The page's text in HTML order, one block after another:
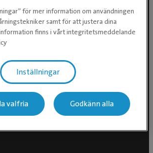
AB
för mer information om användningen
samt för att justera dina
finns i vårt integritetsmeddelande
Inställningar
valfria Godkänn alla